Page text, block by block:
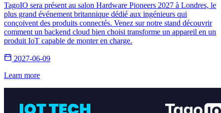
TagoIO sera présent au salon Hardware Pioneers 2027 à Londres, le
plus grand événement britannique dédié aux ingénieurs qui
conçoivent des produits connectés. Venez sur notre stand découvrir
comment un backend cloud bien choisi transforme un appareil en un
produit IoT capable de monter en charge.
2027-06-09
Learn more